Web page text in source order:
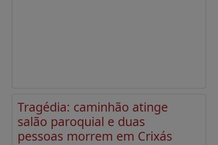
Tragédia: caminhão atinge
salão paroquial e duas
pessoas morrem em Crixás